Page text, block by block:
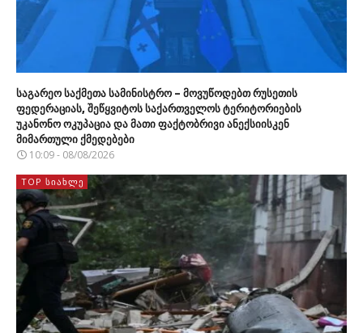
საგარეო საქმეთა სამინისტრო – მოვუწოდებთ რუსეთის
ფედერაციას, შეწყვიტოს საქართველოს ტერიტორიების
უკანონო ოკუპაცია და მათი ფაქტობრივი ანექსიისკენ
მიმართული ქმედებები
10:09 - 08/08/2026
TOP ᲡᲘᲐᲮᲚᲔ